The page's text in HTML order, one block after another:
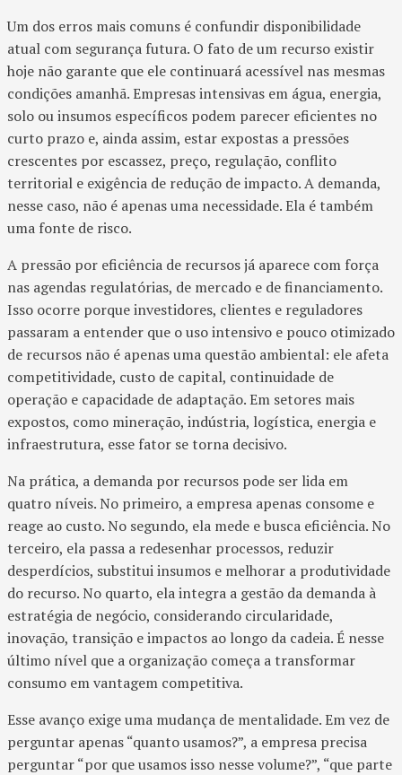
Um dos erros mais comuns é confundir disponibilidade
atual com segurança futura. O fato de um recurso existir
hoje não garante que ele continuará acessível nas mesmas
condições amanhã. Empresas intensivas em água, energia,
solo ou insumos específicos podem parecer eficientes no
curto prazo e, ainda assim, estar expostas a pressões
crescentes por escassez, preço, regulação, conflito
territorial e exigência de redução de impacto. A demanda,
nesse caso, não é apenas uma necessidade. Ela é também
uma fonte de risco.
A pressão por eficiência de recursos já aparece com força
nas agendas regulatórias, de mercado e de financiamento.
Isso ocorre porque investidores, clientes e reguladores
passaram a entender que o uso intensivo e pouco otimizado
de recursos não é apenas uma questão ambiental: ele afeta
competitividade, custo de capital, continuidade de
operação e capacidade de adaptação. Em setores mais
expostos, como mineração, indústria, logística, energia e
infraestrutura, esse fator se torna decisivo.
Na prática, a demanda por recursos pode ser lida em
quatro níveis. No primeiro, a empresa apenas consome e
reage ao custo. No segundo, ela mede e busca eficiência. No
terceiro, ela passa a redesenhar processos, reduzir
desperdícios, substitui insumos e melhorar a produtividade
do recurso. No quarto, ela integra a gestão da demanda à
estratégia de negócio, considerando circularidade,
inovação, transição e impactos ao longo da cadeia. É nesse
último nível que a organização começa a transformar
consumo em vantagem competitiva.
Esse avanço exige uma mudança de mentalidade. Em vez de
perguntar apenas “quanto usamos?”, a empresa precisa
perguntar “por que usamos isso nesse volume?”, “que parte